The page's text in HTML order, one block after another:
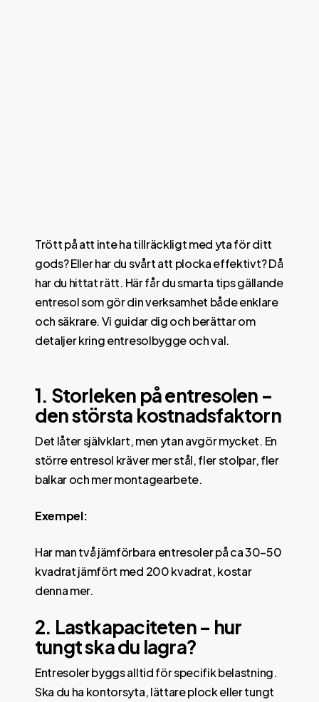
Trött på att inte ha tillräckligt med yta för ditt
gods? Eller har du svårt att plocka effektivt? Då
har du hittat rätt. Här får du smarta tips gällande
entresol som gör din verksamhet både enklare
och säkrare. Vi guidar dig och berättar om
detaljer kring entresolbygge och val.
1. Storleken på entresolen –
den största kostnadsfaktorn
Det låter självklart, men ytan avgör mycket. En
större entresol kräver mer stål, fler stolpar, fler
balkar och mer montagearbete.
Exempel:
Har man två jämförbara entresoler på ca 30–50
kvadrat jämfört med 200 kvadrat, kostar
denna mer.
2. Lastkapaciteten – hur
tungt ska du lagra?
Entresoler byggs alltid för specifik belastning.
Ska du ha kontorsyta, lättare plock eller tungt